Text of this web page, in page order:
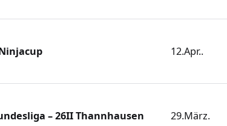
12.Apr..
– 26II Thannhausen 29.März.